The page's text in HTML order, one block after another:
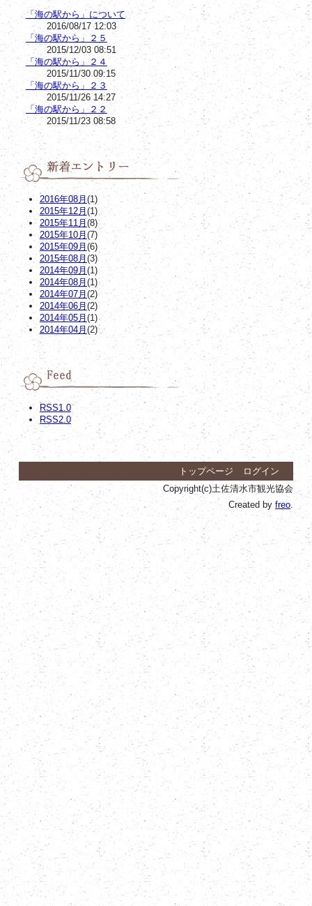
「海の駅から」について
2016/08/17 12:03
「海の駅から」２５
2015/12/03 08:51
「海の駅から」２４
2015/11/30 09:15
「海の駅から」２３
2015/11/26 14:27
「海の駅から」２２
2015/11/23 08:58
2016年08月(1)
2015年12月 (1)
2015年11月(8)
2015年10月 (7)
2015年09月 (6)
2015年08月 (3)
2014年09月(1)
2014年08月 (1)
2014年07月 (2)
2014年06月(2)
2014年05月 (1)
2014年04月 (2)
RSS1.0
RSS2.0
トップページ
ログイン
Copyright(c)土佐清水市観光協会
Created byfreo.